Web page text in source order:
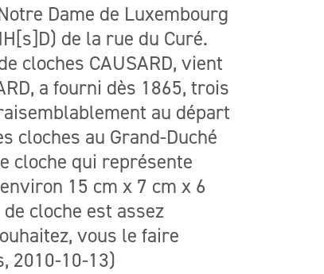
Dame de Luxembourg
de la rue du Curé.
cloches CAUSARD, vient
a fourni dès 1865, trois
au départ
cloches au Grand-Duché
cloche qui représente
15 cm x 7 cm x 6
cloche est assez
vous le faire
2010-10-13)